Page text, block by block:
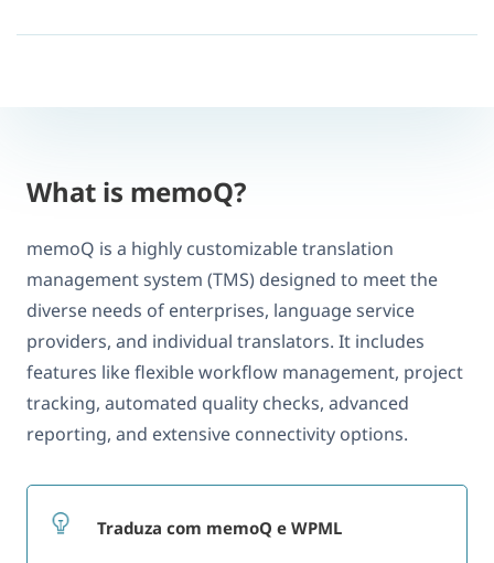
What is memoQ?
memoQ is a highly customizable translation
management system (TMS) designed to meet the
diverse needs of enterprises, language service
providers, and individual translators. It includes
features like flexible workflow management, project
tracking, automated quality checks, advanced
reporting, and extensive connectivity options.
Traduza com memoQ e WPML